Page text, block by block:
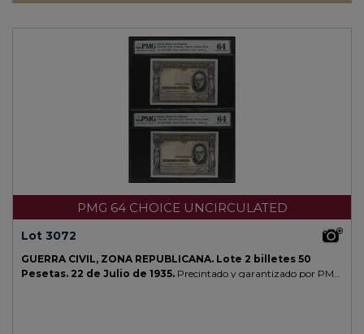
PMG 64 CHOICE UNCIRCULATED
Lot 3072
GUERRA CIVIL, ZONA REPUBLICANA. Lote 2 billetes 50
Pesetas. 22 de Julio de 1935. Precintado y garantizado por PMG